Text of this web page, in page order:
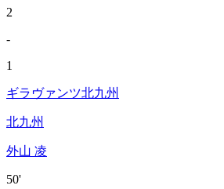
2
-
1
ギラヴァンツ北九州
北九州
外山 凌
50'